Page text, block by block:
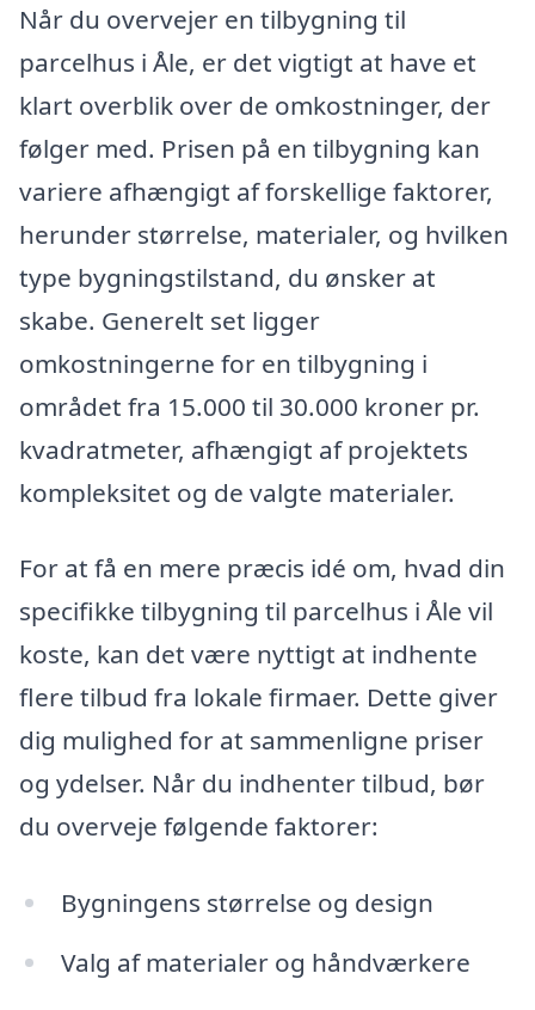
Når du overvejer en tilbygning til
parcelhus i Åle, er det vigtigt at have et
klart overblik over de omkostninger, der
følger med. Prisen på en tilbygning kan
variere afhængigt af forskellige faktorer,
herunder størrelse, materialer, og hvilken
type bygningstilstand, du ønsker at
skabe. Generelt set ligger
omkostningerne for en tilbygning i
området fra 15.000 til 30.000 kroner pr.
kvadratmeter, afhængigt af projektets
kompleksitet og de valgte materialer.
For at få en mere præcis idé om, hvad din
specifikke tilbygning til parcelhus i Åle vil
koste, kan det være nyttigt at indhente
flere tilbud fra lokale firmaer. Dette giver
dig mulighed for at sammenligne priser
og ydelser. Når du indhenter tilbud, bør
du overveje følgende faktorer:
Bygningens størrelse og design
Valg af materialer og håndværkere